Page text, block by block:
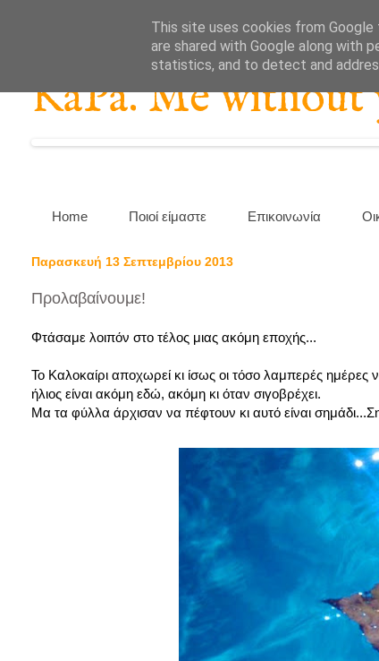
KaPa. Me without
Home Ποιοί είμαστε Επικοινωνία
Παρασκευή 13 Σεπτεμβρίου 2013
Προλαβαίνουμε!
Φτάσαμε λοιπόν στο τέλος μιας ακόμη εποχής...
Το Καλοκαίρι αποχωρεί κι ίσως οι τόσο λαμπερές
ήλιος είναι ακόμη εδώ, ακόμη κι όταν σιγοβρέχει.
Μα τα φύλλα άρχισαν να πέφτουν κι αυτό είναι
This site uses cookies from
are shared with Google along with
statistics, and to detect and